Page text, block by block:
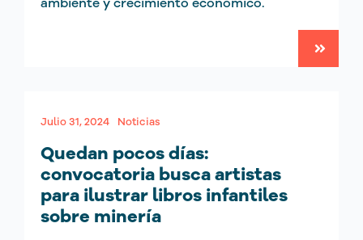
Julio 31, 2024 Noticias
Quedan pocos días:
convocatoria busca artistas
para ilustrar libros infantiles
sobre minería